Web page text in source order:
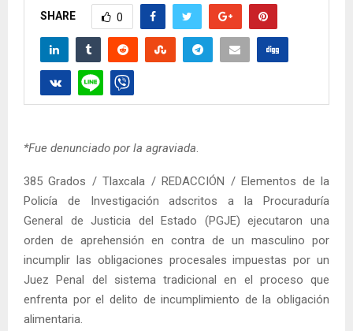
SHARE 0
*Fue denunciado por la agraviada
385 Grados / Tlaxcala / REDACCIÓN / Elementos de la
Policía de Investigación adscritos a la Procuraduría
General de Justicia del Estado (PGJE) ejecutaron una
orden de aprehensión en contra de un masculino por
incumplir las obligaciones procesales impuestas por un
Juez Penal del sistema tradicional en el proceso que
enfrenta por el delito de incumplimiento de la obligación
alimentaria.